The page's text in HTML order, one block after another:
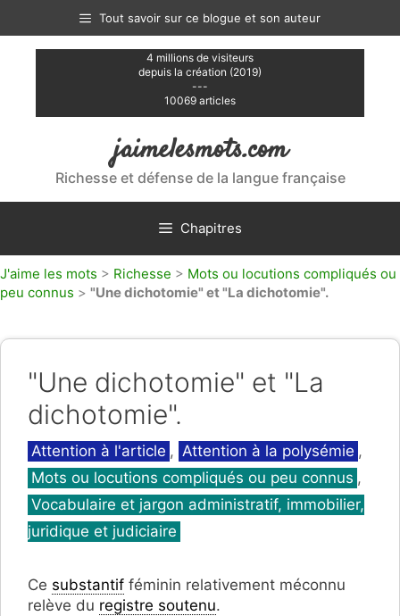
contenu
Tout savoir sur ce blogue et son auteur
4 millions de visiteurs
depuis la création (2019)
---
10069 articles
jaimelesmots.com
Richesse et défense de la langue française
Chapitres
J'aime les mots > Richesse > Mots ou locutions compliqués ou
peu connus > "Une dichotomie" et "La dichotomie".
"Une dichotomie" et "La
dichotomie".
Catégories
Attention à l'article , Attention à la polysémie ,
Mots ou locutions compliqués ou peu connus ,
Vocabulaire et jargon administratif, immobilier,
juridique et judiciaire
Ce substantif féminin relativement méconnu
relève du registre soutenu.